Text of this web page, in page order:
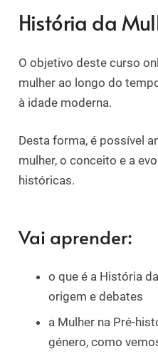
História da
O objetivo deste curso
mulher ao longo do
à idade moderna.
Desta forma, é possível
mulher, o conceito e a
históricas.
Vai aprender:
o que é a História
origem e debates
a Mulher na Pré-
género, como